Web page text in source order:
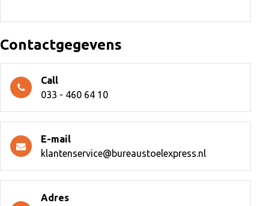
Contactgegevens
Call
033 - 460 64 10
E-mail
klantenservice@bureaustoelexpress.nl
Adres